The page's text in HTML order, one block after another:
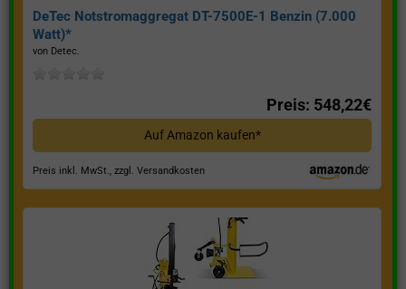
DeTec Notstromaggregat DT-7500E-1 Benzin (7.000
Watt)*
von Detec.
Preis: 548,22€
Auf Amazon kaufen*
Preis inkl. MwSt., zzgl. Versandkosten